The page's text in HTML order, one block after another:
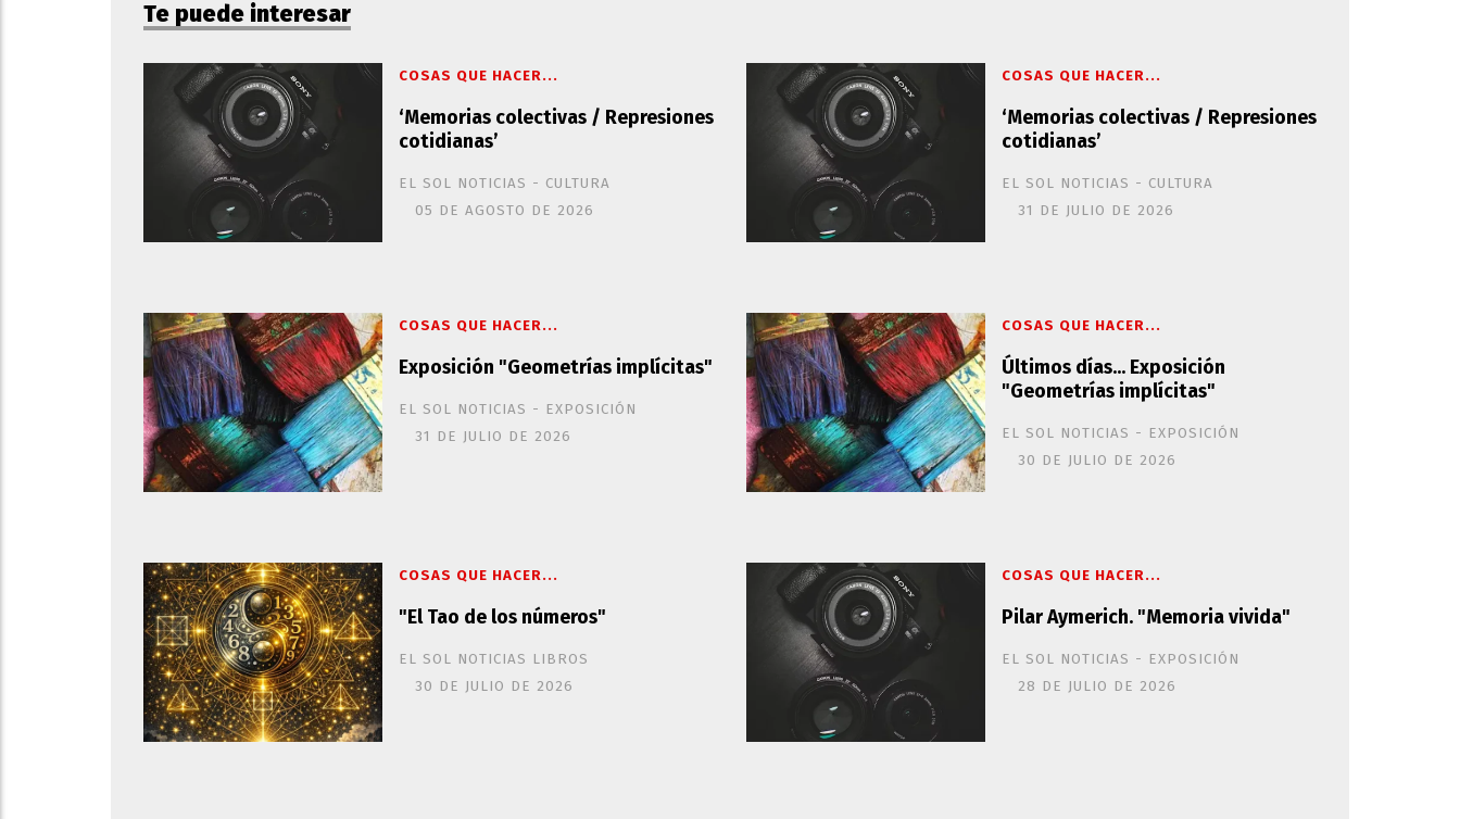
Te puede interesar
‘Memorias colectivas / Represiones
cotidianas’
EL SOL NOTICIAS - CULTURA
COSAS QUE HACER...
05 DE AGOSTO DE 2026
‘Memorias colectivas / Represiones
cotidianas’
EL SOL NOTICIAS - CULTURA
COSAS QUE HACER...
31 DE JULIO DE 2026
Exposición "Geometrías implícitas"
EL SOL NOTICIAS - EXPOSICIÓN
COSAS QUE HACER...
31 DE JULIO DE 2026
Últimos días... Exposición
"Geometrías implícitas"
EL SOL NOTICIAS - EXPOSICIÓN
COSAS QUE HACER...
30 DE JULIO DE 2026
"El Tao de los números"
EL SOL NOTICIAS LIBROS
COSAS QUE HACER...
30 DE JULIO DE 2026
Pilar Aymerich. "Memoria vivida"
EL SOL NOTICIAS - EXPOSICIÓN
COSAS QUE HACER...
28 DE JULIO DE 2026